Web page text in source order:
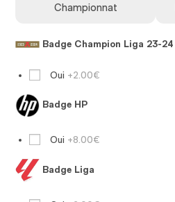
Championnat
Badge Champion Liga 23-24
Oui +2.00€
Badge HP
Oui +8.00€
Badge Liga